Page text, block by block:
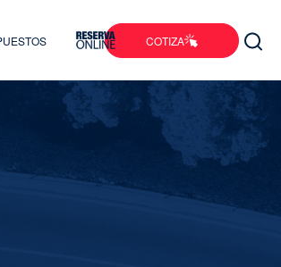
COTIZA